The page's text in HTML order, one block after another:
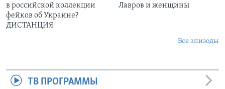
в российской коллекции
фейков об Украине?
ДИСТАНЦИЯ
Лавров и женщины
Все эпизоды
ТВ ПРОГРАММЫ